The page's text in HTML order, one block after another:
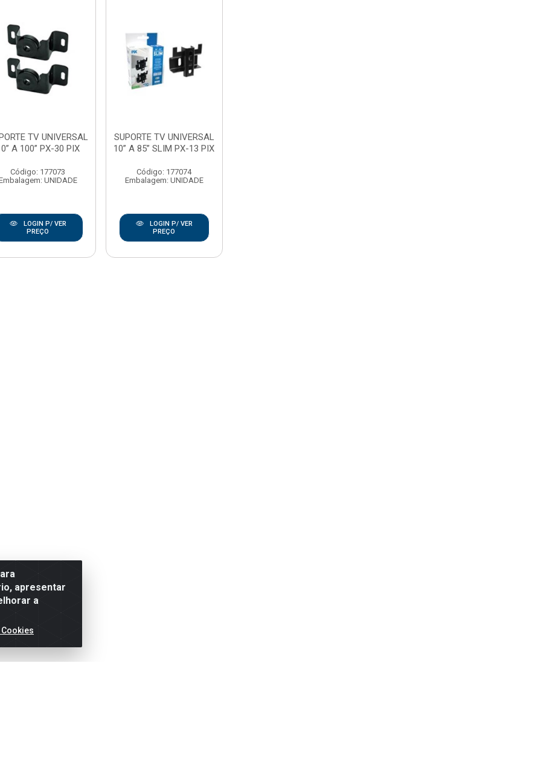
TV UNIVERSAL
A 100” PX-30 PIX
Código: 177073
UNIDADE
LOGIN P/ VER
PREÇO
SUPORTE TV UNIVERSAL
10” A 85” SLIM PX-13 PIX
Código: 177074
Embalagem: UNIDADE
LOGIN P/ VER
PREÇO
apresentar
a